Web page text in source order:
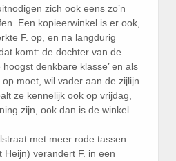
zich ook eens zo’n
Een kopieerwinkel is er ook,
F. op, en na langdurig
komt: de dochter van de
denkbare klasse’ en als
moet, wil vader aan de zijlijn
ze kennelijk ook op vrijdag,
zijn, ook dan is de winkel
met meer rode tassen
Heijn) verandert F. in een